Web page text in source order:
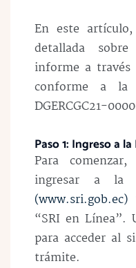
En este
detallada
informe a
conforme a la
DGERCGC21-
Paso 1: Ingreso a
Para
ingresar a la
(www.sri.gob.ec)
“SRI en Línea”.
para acceder al
trámite.